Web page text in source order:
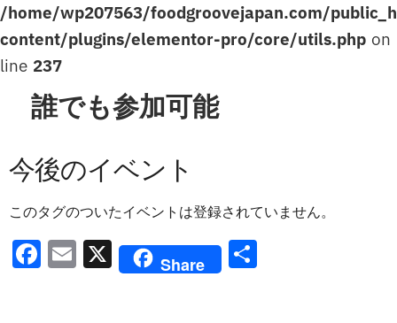
/home/wp207563/foodgroovejapan.com/
content/plugins/elementor-pro/core/utils.php on
line 237
誰でも参加可能
今後のイベント
このタグのついたイベントは登録されていません。
F
a
E
m
X Share